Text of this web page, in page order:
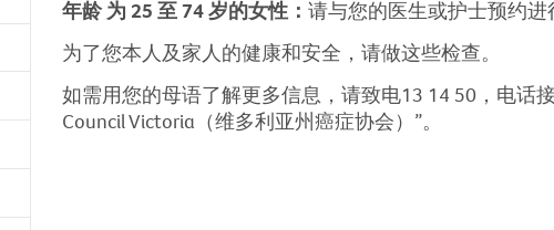
年龄 为 25 至74岁的女性： 请与您的医生或护士预约进
为了您本人及家人的健康和安全，请做这些检查。
如需用您的母语了解更多信息，请致电13 14 50，电话
Council Victoria（维多利亚州癌症协会）”。